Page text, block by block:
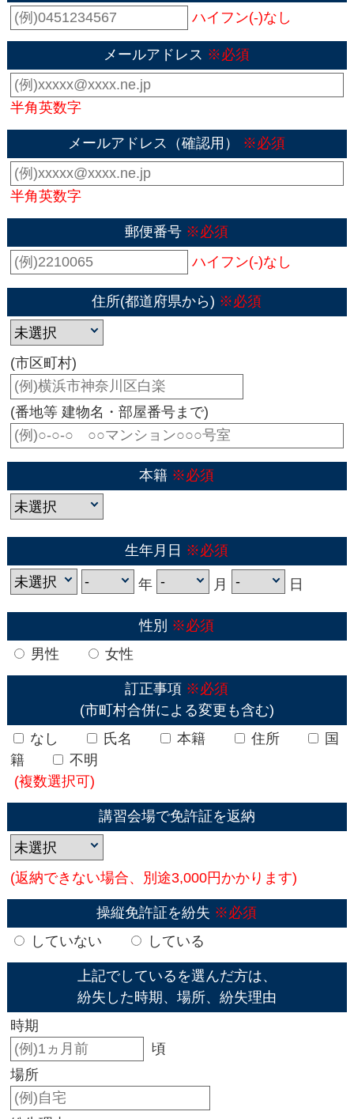
ハイフン(-)なし
メールアドレス ※必須
半角英数字
メールアドレス（確認用） ※必須
半角英数字
郵便番号 ※必須
ハイフン(-)なし
住所(都道府県から) ※必須
(市区町村)
(番地等 建物名・部屋番号まで)
本籍 ※必須
生年月日 ※必須
年 月 日
性別 ※必須
男性
女性
訂正事項 ※必須
(市町村合併による変更も含む)
なし
氏名 本籍 住所
国
籍
不明
(複数選択可)
講習会場で免許証を返納
(返納できない場合、別途3,000円かかります)
操縦免許証を紛失 ※必須
していない
している
上記でしているを選んだ方は、
紛失した時期、場所、紛失理由
時期
頃
場所